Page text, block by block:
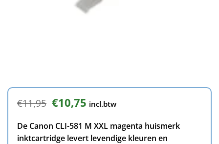
€11,95 Oorspronkelijke
prijs
was:
€11,95.
€10,75Huidige
prijs
is:
€10,75.
incl.btw
De Canon CLI-581 M XXL magenta huismerk
inktcartridge levert levendige kleuren en